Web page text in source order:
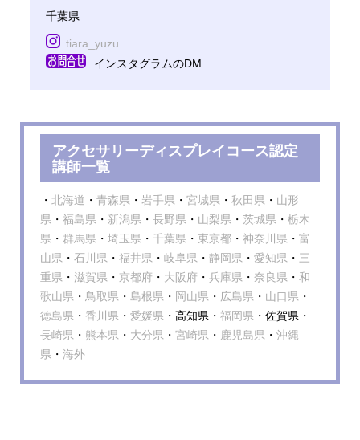
千葉県
tiara_yuzu
インスタグラムのDM
アクセサリーディスプレイコース認定
講師一覧
・ 北海道 ・ 青森県 ・ 岩手県 ・ 宮城県 ・ 秋田県 ・ 山形
県 ・ 福島県 ・ 新潟県 ・ 長野県 ・ 山梨県 ・ 茨城県 ・ 栃木
県 ・ 群馬県 ・ 埼玉県 ・ 千葉県 ・ 東京都 ・ 神奈川県 ・ 富
山県 ・ 石川県 ・ 福井県 ・ 岐阜県 ・ 静岡県 ・ 愛知県 ・ 三
重県 ・ 滋賀県 ・ 京都府 ・ 大阪府 ・ 兵庫県 ・ 奈良県 ・ 和
歌山県 ・ 鳥取県 ・ 島根県 ・ 岡山県 ・ 広島県 ・ 山口県 ・
徳島県 ・ 香川県 ・ 愛媛県 ・高知県・ 福岡県 ・佐賀県・
長崎県 ・ 熊本県 ・ 大分県 ・ 宮崎県 ・ 鹿児島県 ・ 沖縄
県 ・ 海外